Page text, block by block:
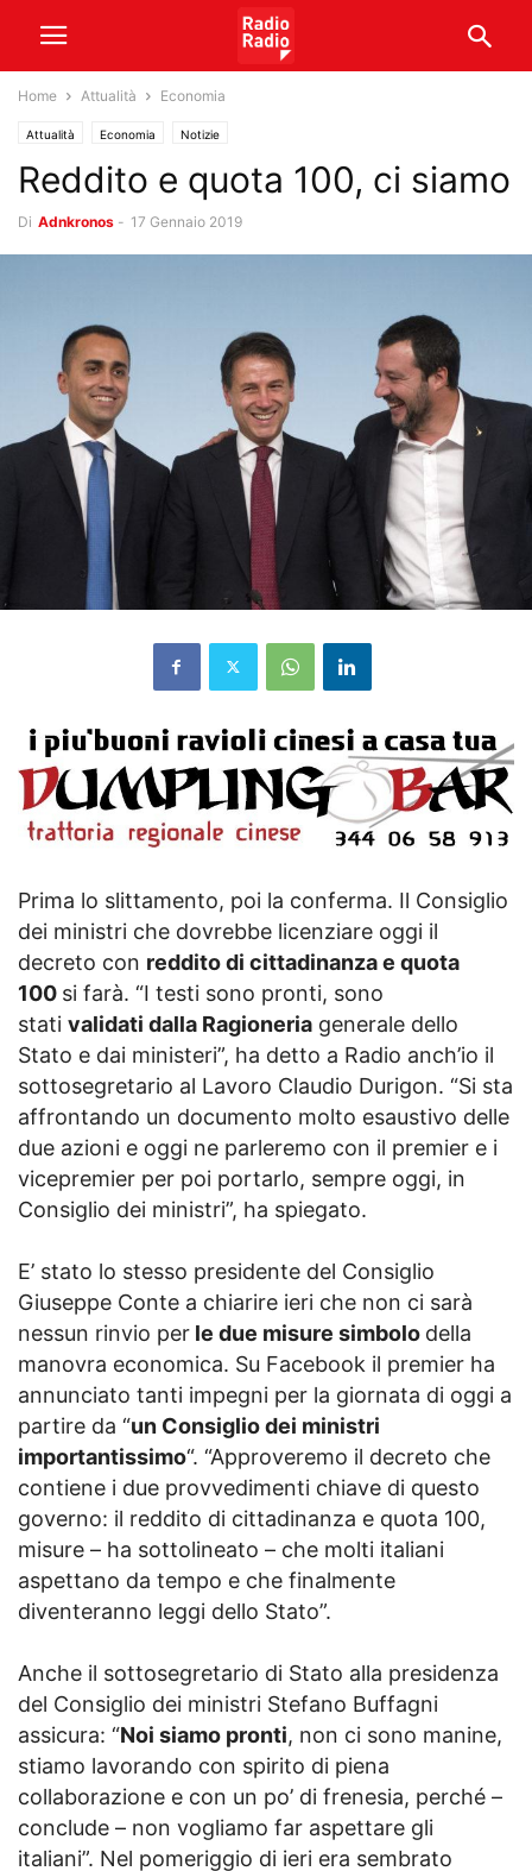
Home Attualità Economia
Attualità Economia Notizie
Reddito e quota 100, ci siamo
Di Adnkronos - 17 Gennaio 2019
Prima lo slittamento, poi la conferma. Il Consiglio
dei ministri che dovrebbe licenziare oggi il
decreto con reddito di cittadinanza e quota
100 si farà. “I testi sono pronti, sono
stati validati dalla Ragioneria generale dello
Stato e dai ministeri”, ha detto a Radio anch’io il
sottosegretario al Lavoro Claudio Durigon. “Si sta
affrontando un documento molto esaustivo delle
due azioni e oggi ne parleremo con il premier e i
vicepremier per poi portarlo, sempre oggi, in
Consiglio dei ministri”, ha spiegato.
E’ stato lo stesso presidente del Consiglio
Giuseppe Conte a chiarire ieri che non ci sarà
nessun rinvio per le due misure simbolo della
manovra economica. Su Facebook il premier ha
annunciato tanti impegni per la giornata di oggi a
partire da “un Consiglio dei ministri
importantissimo“. “Approveremo il decreto che
contiene i due provvedimenti chiave di questo
governo: il reddito di cittadinanza e quota 100,
misure – ha sottolineato – che molti italiani
aspettano da tempo e che finalmente
diventeranno leggi dello Stato”.
Anche il sottosegretario di Stato alla presidenza
del Consiglio dei ministri Stefano Buffagni
assicura: “Noi siamo pronti, non ci sono manine,
stiamo lavorando con spirito di piena
collaborazione e con un po’ di frenesia, perché –
conclude – non vogliamo far aspettare gli
italiani”. Nel pomeriggio di ieri era sembrato